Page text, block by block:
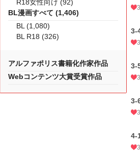
3-
3-
3-
4-
R18女性向け (92)
BL漫画すべて (1,406)
BL (1,080)
BL R18 (326)
アルファポリス書籍化作家作品
Webコンテンツ大賞受賞作品